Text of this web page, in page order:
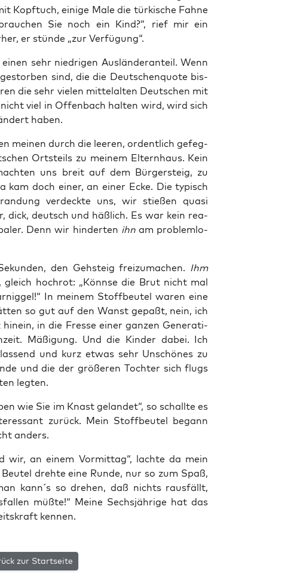
Kopf­tuch, eini­ge Male die tür­ki­sche Fah­ne
Sie noch ein Kind?“, rief mir ein
er stün­de „zur Verfügung“.
sehr nied­ri­gen Aus­län­der­an­teil. Wenn
sind, die die Deut­schen­quo­te bis­
die sehr vie­len mit­tel­al­ten Deut­schen mit
viel in Offen­bach hal­ten wird, wird sich
haben.
mei­nen durch die lee­ren, ordent­lich gefeg­
Orts­teils zu mei­nem Eltern­haus. Kein
uns breit auf dem Bür­ger­steig, zu
doch einer, an einer Ecke. Die typisch
ver­deck­te uns, wir stie­ßen qua­si
dick, deutsch und häß­lich. Es war kein rea­
Denn wir hin­der­ten ihnam pro­blem­lo­
den Geh­steig frei­zu­ma­chen. Ihm
gleich hoch­rot: „Könn­se die Brut nicht mal
In mei­nem Stoff­beu­tel waren eine
so gut auf den Wanst gepaßt, nein, ich
in die Fres­se einer gan­zen Gene­ra­ti­
Mäßi­gung. Und die Kin­der dabei. Ich
und kurz etwas sehr Unschö­nes zu
und die der grö­ße­ren Toch­ter sich flugs
legten.
wie Sie im Knast gelan­det“, so schall­te es
zurück. Mein Stoff­beu­tel begann
anders.
wir, an einem Vor­mit­tag“, lach­te da mein
dreh­te eine Run­de, nur so zum Spaß,
kann´s so dre­hen, daß nichts raus­fällt,
müß­te!“ Mei­ne Sechs­jäh­ri­ge hat das
kennen.
zur Startseite